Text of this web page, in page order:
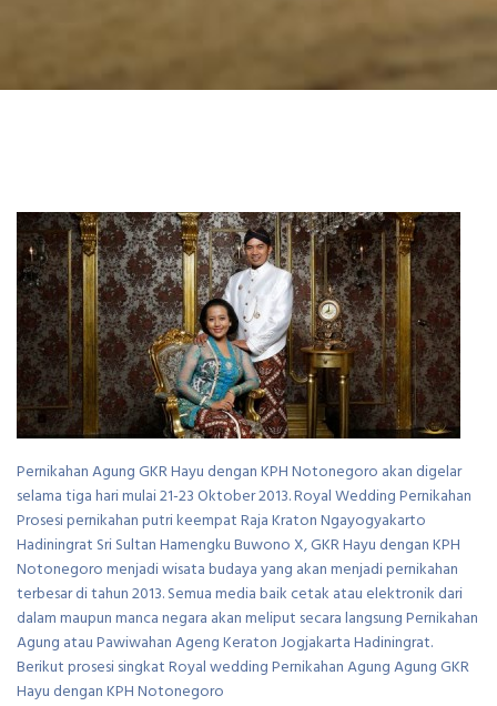
Pernikahan Agung GKR Hayu dengan KPH Notonegoro akan digelar
selama tiga hari mulai 21-23 Oktober 2013. Royal Wedding Pernikahan
Prosesi pernikahan putri keempat Raja Kraton Ngayogyakarto
Hadiningrat Sri Sultan Hamengku Buwono X, GKR Hayu dengan KPH
Notonegoro menjadi wisata budaya yang akan menjadi pernikahan
terbesar di tahun 2013. Semua media baik cetak atau elektronik dari
dalam maupun manca negara akan meliput secara langsung Pernikahan
Agung atau Pawiwahan Ageng Keraton Jogjakarta Hadiningrat.
Berikut prosesi singkat Royal wedding Pernikahan Agung Agung GKR
Hayu dengan KPH Notonegoro